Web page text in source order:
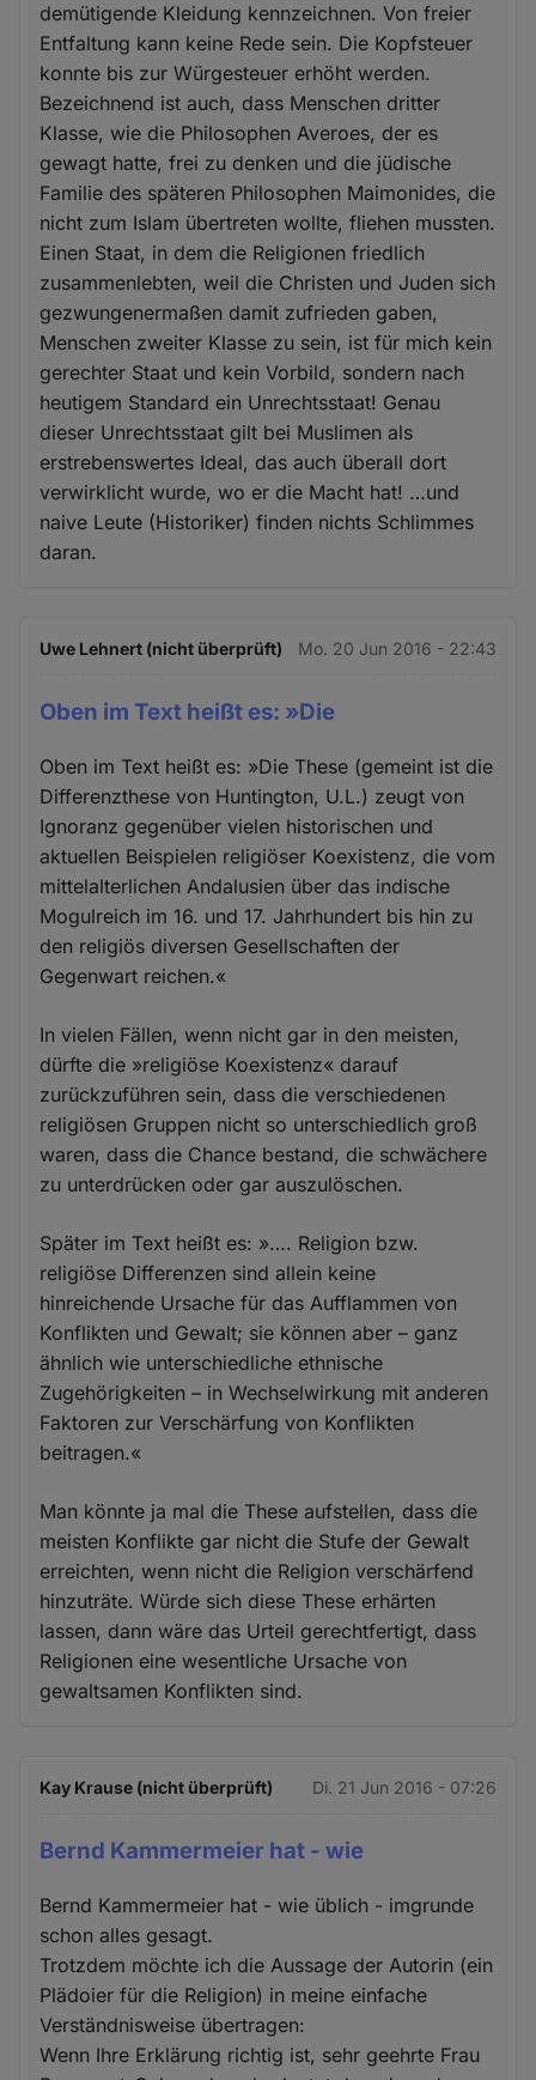
demütigende Kleidung kennzeichnen. Von freier
Entfaltung kann keine Rede sein. Die Kopfsteuer
konnte bis zur Würgesteuer erhöht werden.
Bezeichnend ist auch, dass Menschen dritter
Klasse, wie die Philosophen Averoes, der es
gewagt hatte, frei zu denken und die jüdische
Familie des späteren Philosophen Maimonides, die
nicht zum Islam übertreten wollte, fliehen mussten.
Einen Staat, in dem die Religionen friedlich
zusammenlebten, weil die Christen und Juden sich
gezwungenermaßen damit zufrieden gaben,
Menschen zweiter Klasse zu sein, ist für mich kein
gerechter Staat und kein Vorbild, sondern nach
heutigem Standard ein Unrechtsstaat! Genau
dieser Unrechtsstaat gilt bei Muslimen als
erstrebenswertes Ideal, das auch überall dort
verwirklicht wurde, wo er die Macht hat! …und
naive Leute (Historiker) finden nichts Schlimmes
daran.
Uwe Lehnert (nicht überprüft) Mo. 20 Jun 2016 - 22:43
Oben im Text heißt es: »Die
Oben im Text heißt es: »Die These (gemeint ist die
Differenzthese von Huntington, U.L.) zeugt von
Ignoranz gegenüber vielen historischen und
aktuellen Beispielen religiöser Koexistenz, die vom
mittelalterlichen Andalusien über das indische
Mogulreich im 16. und 17. Jahrhundert bis hin zu
den religiös diversen Gesellschaften der
Gegenwart reichen.«
In vielen Fällen, wenn nicht gar in den meisten,
dürfte die »religiöse Koexistenz« darauf
zurückzuführen sein, dass die verschiedenen
religiösen Gruppen nicht so unterschiedlich groß
waren, dass die Chance bestand, die schwächere
zu unterdrücken oder gar auszulöschen.
Später im Text heißt es: »…. Religion bzw.
religiöse Differenzen sind allein keine
hinreichende Ursache für das Aufflammen von
Konflikten und Gewalt; sie können aber – ganz
ähnlich wie unterschiedliche ethnische
Zugehörigkeiten – in Wechselwirkung mit anderen
Faktoren zur Verschärfung von Konflikten
beitragen.«
Man könnte ja mal die These aufstellen, dass die
meisten Konflikte gar nicht die Stufe der Gewalt
erreichten, wenn nicht die Religion verschärfend
hinzuträte. Würde sich diese These erhärten
lassen, dann wäre das Urteil gerechtfertigt, dass
Religionen eine wesentliche Ursache von
gewaltsamen Konflikten sind.
Kay Krause (nicht überprüft) Di. 21 Jun 2016 - 07:26
Bernd Kammermeier hat - wie
Bernd Kammermeier hat - wie üblich - imgrunde
schon alles gesagt.
Trotzdem möchte ich die Aussage der Autorin (ein
Plädoier für die Religion) in meine einfache
Verständnisweise übertragen:
Wenn Ihre Erklärung richtig ist, sehr geehrte Frau